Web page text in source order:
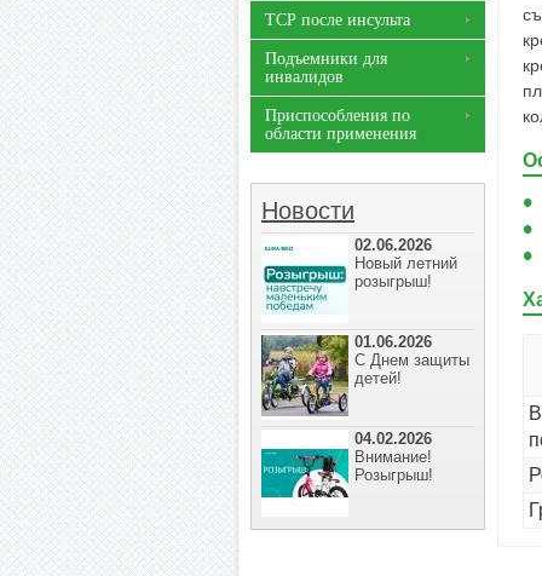
ТСР после инсульта
Подъемники для
инвалидов
Приспособления по
области применения
Новости
02.06.2026
Новый летний
розыгрыш!
01.06.2026
С Днем защиты
детей!
04.02.2026
Внимание!
Розыгрыш!